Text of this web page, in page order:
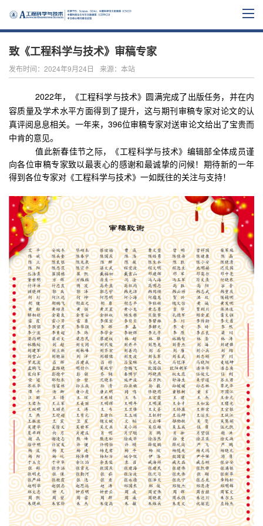
致《工程科学与技术》审稿专家
发布时间：2024年9月24日 来源：本站
2022年，《工程科学与技术》圆满完成了出版任务，并在内
容质量及学术水平方面得到了提升，这与期刊审稿专家对论文的认
真评阅息息相关。一年来，396位审稿专家对送审论文给出了宝贵而
中肯的意见。
值此新春佳节之际，《工程科学与技术》编辑部全体成员谨
向各位审稿专家致以最衷心的感谢和最诚挚的问候！期待新的一年
得到各位专家对《工程科学与技术》一如既往的关注与支持！